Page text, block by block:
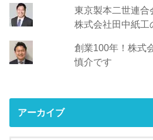
東京製本二世連合
株式会社田中紙工
創業100年！株式
慎介です
アーカイブ